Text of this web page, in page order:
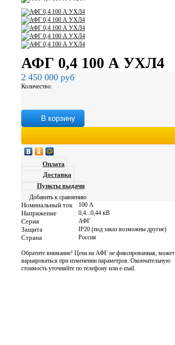
АФГ 0,4 100 А УХЛ4
2 450 000 руб
Количество:
В корзину
Оплата
Доставка
Пункты выдачи
Добавить к сравнению
Номинальный ток 100 А
Напряжение 0,4...0,44 кВ
Серия АФГ
Защита IP20 (под заказ возможны другие)
Страна Россия
Обратите внимание! Цена на АФГ не фиксированная, может
варьироваться при изменении параметров. Окончательную
стоимость уточняйте по телефону или e-mail.